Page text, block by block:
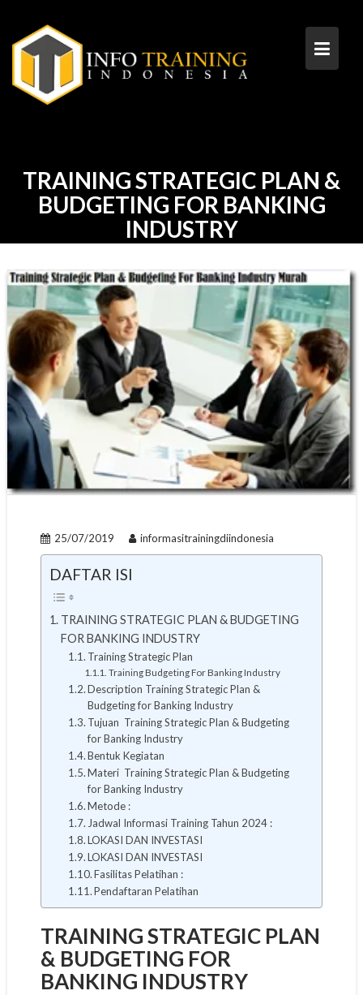
content
TRAINING STRATEGIC PLAN &
BUDGETING FOR BANKING
INDUSTRY
25/07/2019 informasitrainingdiindonesia
DAFTAR ISI
TRAINING STRATEGIC PLAN & BUDGETING
FOR BANKING INDUSTRY
Training Strategic Plan
Training Budgeting For Banking Industry
Description Training Strategic Plan &
Budgeting for Banking Industry
Tujuan Training Strategic Plan & Budgeting
for Banking Industry
Bentuk Kegiatan
Materi Training Strategic Plan & Budgeting
for Banking Industry
Metode :
Jadwal Informasi Training Tahun 2024 :
LOKASI DAN INVESTASI
LOKASI DAN INVESTASI
Fasilitas Pelatihan :
Pendaftaran Pelatihan
TRAINING STRATEGIC PLAN
& BUDGETING FOR
BANKING INDUSTRY